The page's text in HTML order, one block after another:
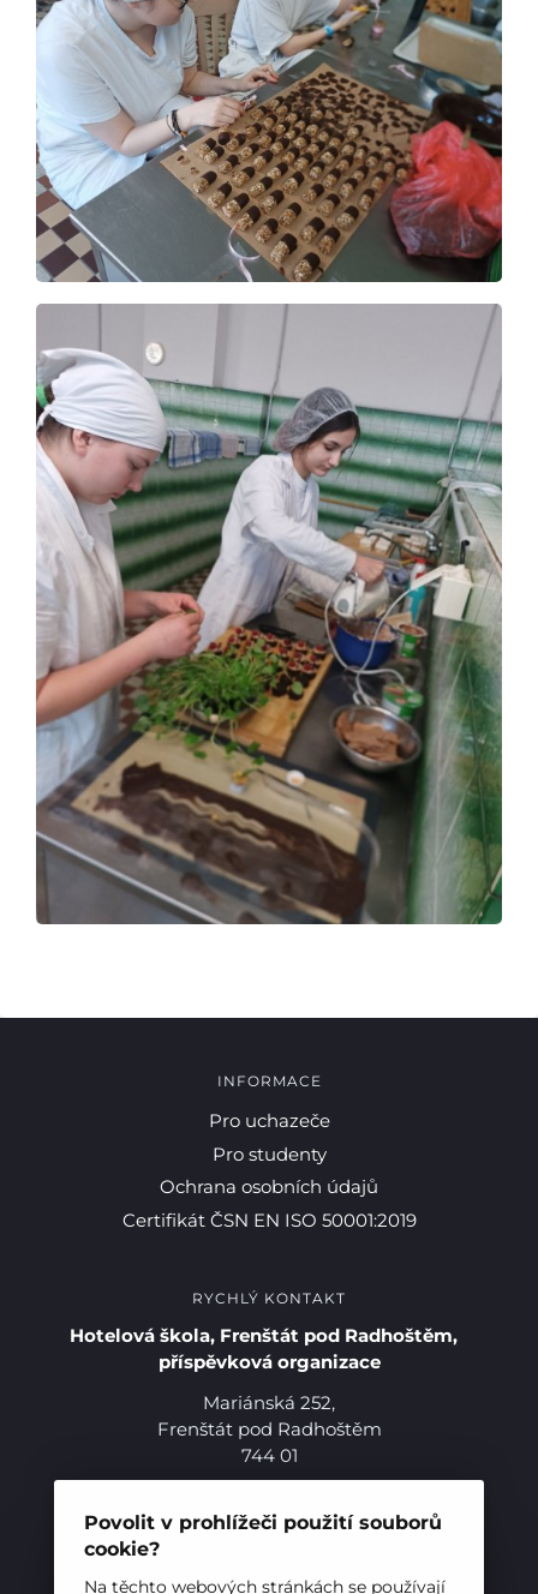
Povolit v prohlížeči použití souborů
cookie?
Na těchto webových stránkách se používají
Pro studenty
Pro uchazeče
INFORMACE
Pro uchazeče
Pro studenty
Ochrana osobních údajů
Certifikát ČSN EN ISO 50001:2019
RYCHLÝ KONTAKT
Hotelová škola, Frenštát pod Radhoštěm,
příspěvková organizace
Mariánská 252,
Frenštát pod Radhoštěm
744 01
E-mail:sekretariat@hotelovkafren.cz
Datová schránka: bc5jrez
IČ: 00576441